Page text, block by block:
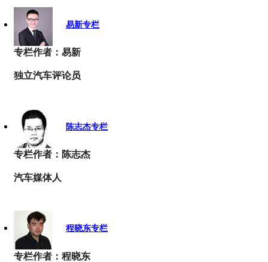
易新专栏
专栏作者：易新
独立汽车评论员
陈志杰专栏
专栏作者：陈志杰
汽车媒体人
程晓东专栏
专栏作者：程晓东